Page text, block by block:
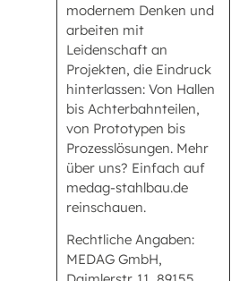
modernem Denken und
arbeiten mit
Leidenschaft an
Projekten, die Eindruck
hinterlassen: Von Hallen
bis Achterbahnteilen,
von Prototypen bis
Prozesslösungen. Mehr
über uns? Einfach auf
medag-stahlbau.de
reinschauen.
Rechtliche Angaben:
MEDAG GmbH,